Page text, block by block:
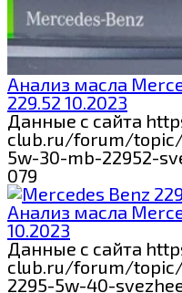
Анализ масла
229.52 10.2023
Данные с сайта
club.ru/forum/topic/
5w-30-mb-22952-
079
Анализ масла
10.2023
Данные с сайта
club.ru/forum/
2295-5w-40-